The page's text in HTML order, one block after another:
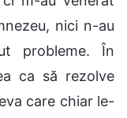
nici n-au
probleme. În
ca să rezolve
care chiar le-